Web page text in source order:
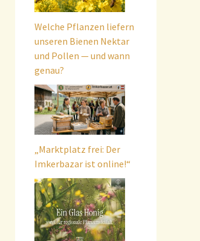
Welche Pflanzen liefern
unseren Bienen Nektar
und Pollen — und wann
genau?
„Marktplatz frei: Der
Imkerbazar ist online!“